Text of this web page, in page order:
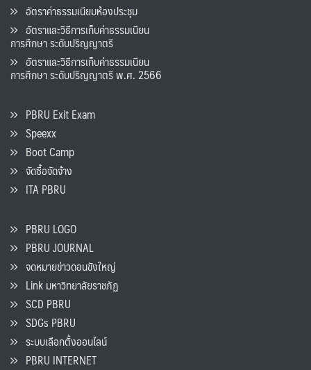
อัตราค่าธรรมเนียมห้องประชุม
อัตราและวิธีการเก็บค่าธรรมเนียน
การศึกษา ระดับปริญญาตรี
อัตราและวิธีการเก็บค่าธรรมเนียน
การศึกษา ระดับปริญญาตรี พ.ศ. 2566
PBRU Exit Exam
Speexx
Boot Camp
จัดซื้อจัดจ้าง
ITA PBRU
PBRU LOGO
PBRU JOURNAL
จดหมายข่าวดอนขังใหญ่
Link มหาวิทยาลัยราชภัฏ
SCD PBRU
SDGs PBRU
ระบบเลือกตั้งออนไลน์
PBRU INTERNET